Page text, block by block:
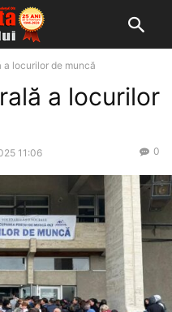
a locurilor de muncă
a locurilor
11:06 0